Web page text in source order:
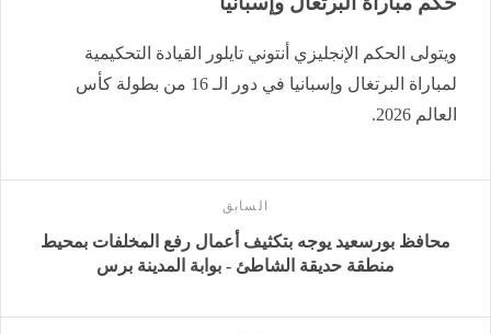
ويتولى الحكم الإنجليزي أنتوني تايلور القيادة التحكيمية
لمباراة البرتغال وإسبانيا في دور الـ 16 من بطولة كأس
العالم 2026.
السابق
محافظ بورسعيد يوجه بتكثيف أعمال رفع المخلفات بمحيط
منطقة حديقة الشاطئ - بوابة المدينة برس